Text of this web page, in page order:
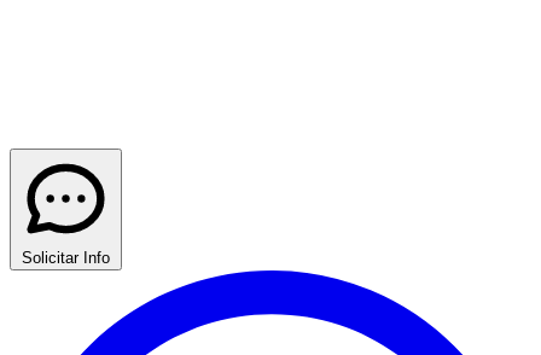
Solicitar Info